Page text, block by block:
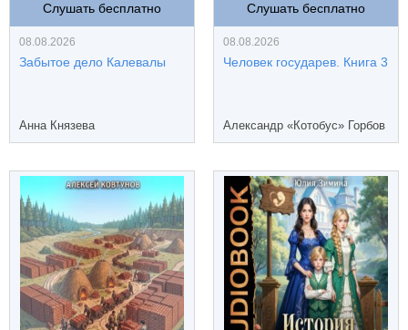
Слушать бесплатно
08.08.2026
Забытое дело Калевалы
Анна Князева
Слушать бесплатно
08.08.2026
Человек государев. Книга 3
Александр «Котобус» Горбов